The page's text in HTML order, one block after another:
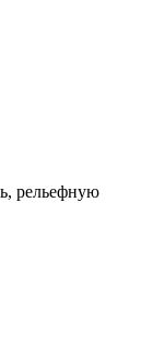
рельефную